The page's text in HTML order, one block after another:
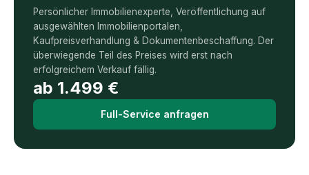
Persönlicher Immobilienexperte, Veröffentlichung auf
ausgewählten Immobilienportalen,
Kaufpreisverhandlung & Dokumentenbeschaffung. Der
überwiegende Teil des Preises wird erst nach
erfolgreichem Verkauf fällig.
ab 1.499 €
Full-Service anfragen